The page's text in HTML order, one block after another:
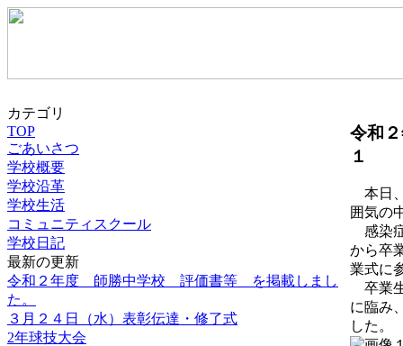
カテゴリ
TOP
ごあいさつ
学校概要
学校沿革
学校生活
コミュニティスクール
学校日記
最新の更新
令和２年度 師勝中学校 評価書等 を掲載しまし
た。
３月２４日（水）表彰伝達・修了式
2年球技大会
令和
１
本日
囲気の
感染
から卒
業式に
卒業
に臨み
した。